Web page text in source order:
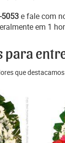
e fale com
em 1
para
que